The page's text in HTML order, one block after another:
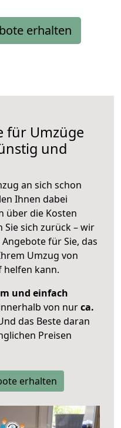
erhalten
für Umzüge
und
an sich schon
Ihnen dabei
über die Kosten
Sie sich zurück – wir
für Sie, das
Umzug von
kann.
und einfach
von nurca.
das Beste daran
Preisen
erhalten